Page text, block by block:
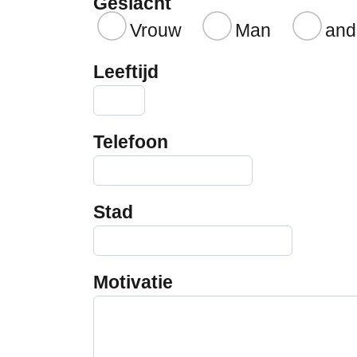
Vrouw
Man
Leeftijd
Telefoon
Stad
Motivatie